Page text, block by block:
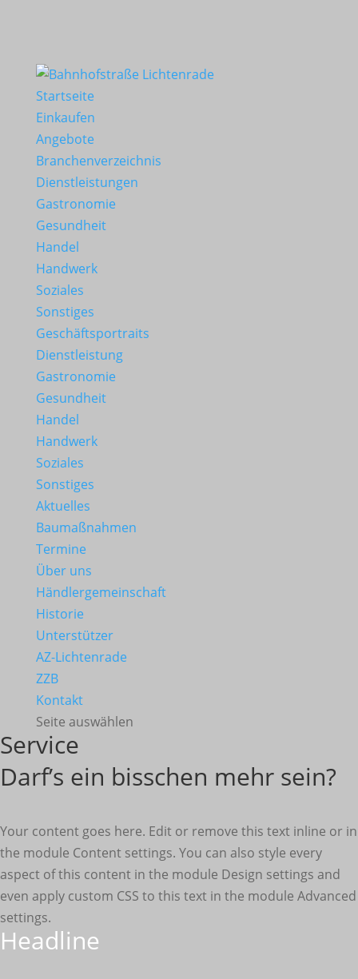
Startseite
Einkaufen
Angebote
Branchenverzeichnis
Dienstleistungen
Gastronomie
Gesundheit
Handel
Handwerk
Soziales
Sonstiges
Geschäftsportraits
Dienstleistung
Gastronomie
Gesundheit
Handel
Handwerk
Soziales
Sonstiges
Aktuelles
Baumaßnahmen
Termine
Über uns
Händlergemeinschaft
Historie
Unterstützer
AZ-Lichtenrade
ZZB
Kontakt
Seite auswählen
Service
Darf’s ein bisschen mehr sein?
Your content goes here. Edit or remove this text inline or in
the module Content settings. You can also style every
aspect of this content in the module Design settings and
even apply custom CSS to this text in the module Advanced
settings.
Headline